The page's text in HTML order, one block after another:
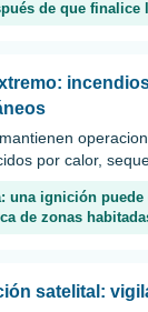
de que finalice
por calor,
una ignición
de zonas
satelital: